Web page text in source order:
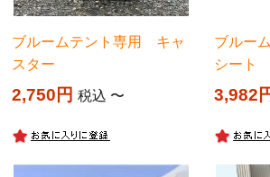
ブルームテント専用 キャ
スター
2,750 税込 〜
ブルー
シート
3,982